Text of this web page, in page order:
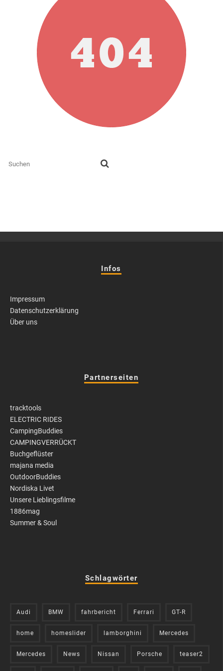
Infos
Impressum
Datenschutzerklärung
Über uns
Partnerseiten
tracktools
ELECTRIC RIDES
CampingBuddies
CAMPINGVERRÜCKT
Buchgeflüster
majana media
OutdoorBuddies
Nordiska Livet
Unsere Lieblingsfilme
1886mag
Summer & Soul
Schlagwörter
Audi BMW fahrbericht Ferrari GT-R
home homeslider lamborghini Mercedes
Mercedes News Nissan Porsche teaser2